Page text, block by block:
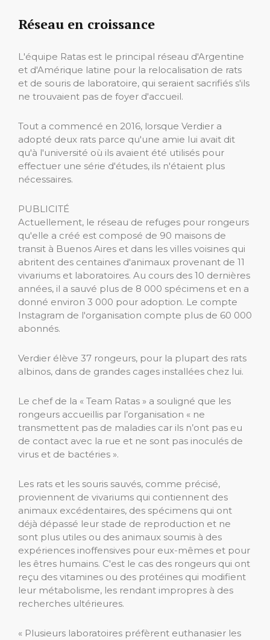
Réseau en croissance
L'équipe Ratas est le principal réseau d'Argentine
et d'Amérique latine pour la relocalisation de rats
et de souris de laboratoire, qui seraient sacrifiés s'ils
ne trouvaient pas de foyer d'accueil.
Tout a commencé en 2016, lorsque Verdier a
adopté deux rats parce qu'une amie lui avait dit
qu'à l'université où ils avaient été utilisés pour
effectuer une série d'études, ils n'étaient plus
nécessaires.
PUBLICITÉ
Actuellement, le réseau de refuges pour rongeurs
qu'elle a créé est composé de 90 maisons de
transit à Buenos Aires et dans les villes voisines qui
abritent des centaines d'animaux provenant de 11
vivariums et laboratoires. Au cours des 10 dernières
années, il a sauvé plus de 8 000 spécimens et en a
donné environ 3 000 pour adoption. Le compte
Instagram de l'organisation compte plus de 60 000
abonnés.
Verdier élève 37 rongeurs, pour la plupart des rats
albinos, dans de grandes cages installées chez lui.
Le chef de la « Team Ratas » a souligné que les
rongeurs accueillis par l’organisation « ne
transmettent pas de maladies car ils n’ont pas eu
de contact avec la rue et ne sont pas inoculés de
virus et de bactéries ».
Les rats et les souris sauvés, comme précisé,
proviennent de vivariums qui contiennent des
animaux excédentaires, des spécimens qui ont
déjà dépassé leur stade de reproduction et ne
sont plus utiles ou des animaux soumis à des
expériences inoffensives pour eux-mêmes et pour
les êtres humains. C'est le cas des rongeurs qui ont
reçu des vitamines ou des protéines qui modifient
leur métabolisme, les rendant impropres à des
recherches ultérieures.
« Plusieurs laboratoires préfèrent euthanasier les